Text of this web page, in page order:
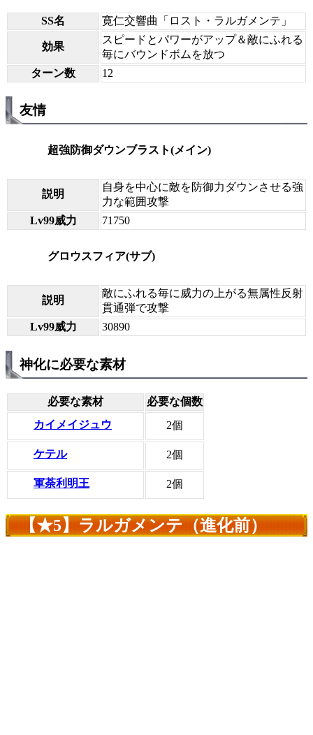
SS名 寛仁交響曲「ロスト・ラルガメンテ」
効果
スピードとパワーがアップ＆敵にふれる
毎にバウンドボムを放つ
ターン数
12
友情
超強防御ダウンブラスト(メイン)
説明
自身を中心に敵を防御力ダウンさせる強
力な範囲攻撃
Lv99威力
71750
グロウスフィア(サブ)
説明
敵にふれる毎に威力の上がる無属性反射
貫通弾で攻撃
Lv99威力
30890
神化に必要な素材
必要な素材
必要な個数
カイメイジュウ
2個
ケテル 2個
軍荼利明王 2個
【★5】ラルガメンテ（進化前）